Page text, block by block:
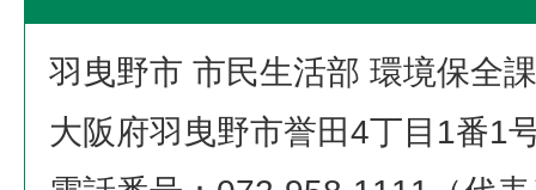
羽曳野市 市民生活部 環境保全課
大阪府羽曳野市誉田4丁目1番1